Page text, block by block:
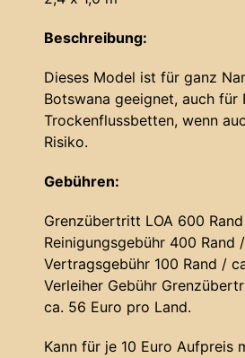
Beschreibung:
Dieses Model ist für ganz
Botswana geeignet, auch für
Trockenflussbetten, wenn
Risiko.
Gebühren:
Grenzübertritt LOA 600
Reinigungsgebühr 400 Rand
Vertragsgebühr 100 Rand /
Verleiher Gebühr
ca. 56 Euro pro Land.
Kann für je 10 Euro Aufpreis